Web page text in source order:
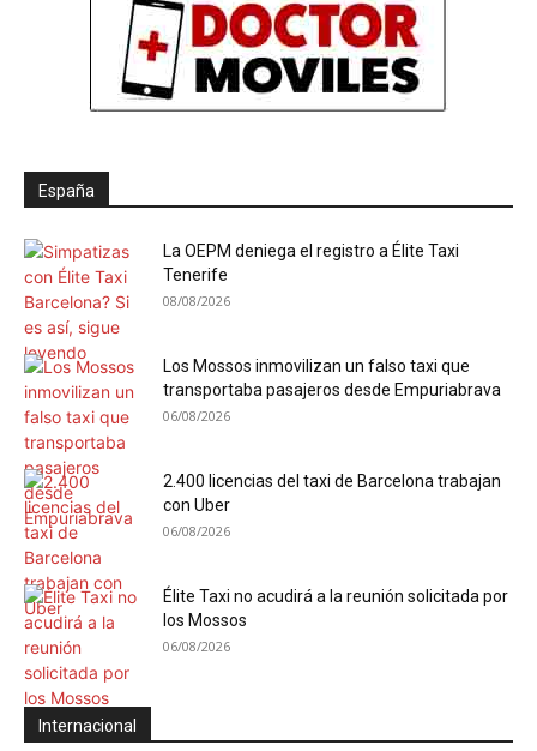
España
La OEPM deniega el registro a Élite Taxi
Tenerife
08/08/2026
Los Mossos inmovilizan un falso taxi que
transportaba pasajeros desde Empuriabrava
06/08/2026
2.400 licencias del taxi de Barcelona trabajan
con Uber
06/08/2026
Élite Taxi no acudirá a la reunión solicitada por
los Mossos
06/08/2026
Internacional